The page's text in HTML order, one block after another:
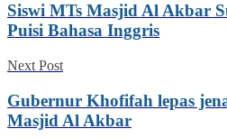
Siswi MTs Masjid Al Akbar
Puisi Bahasa Inggris
Next Post
Gubernur Khofifah lepas
Masjid Al Akbar